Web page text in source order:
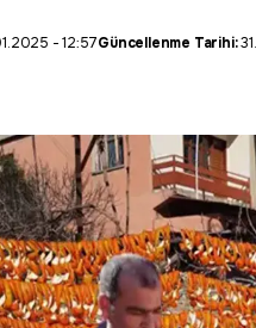
- 12:57Güncellenme Tarihi: